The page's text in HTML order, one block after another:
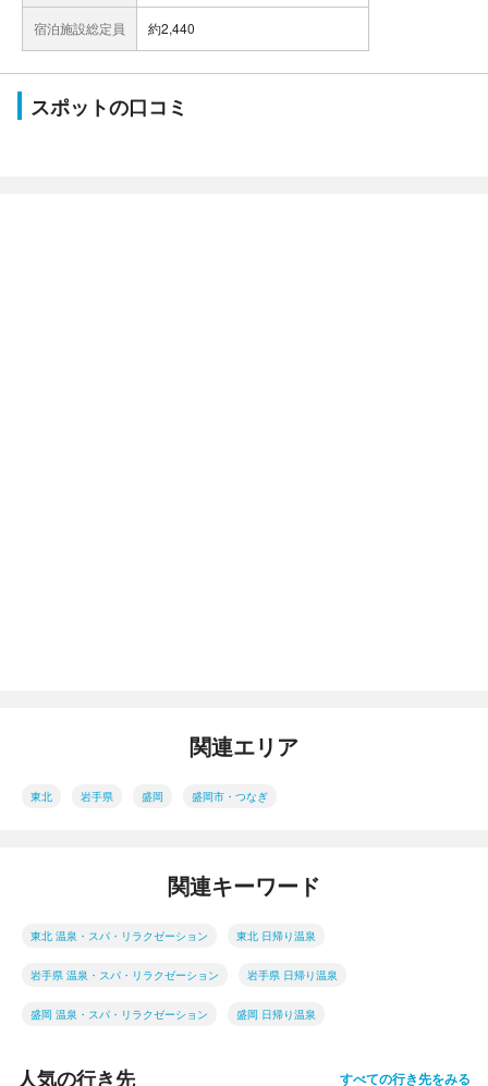
宿泊施設総定員 約2,440
スポットの口コミ
関連エリア
東北 岩手県 盛岡 盛岡市・つなぎ
関連キーワード
東北 温泉・スパ・リラクゼーション 東北 日帰り温泉
岩手県 温泉・スパ・リラクゼーション 岩手県 日帰り温泉
盛岡 温泉・スパ・リラクゼーション 盛岡 日帰り温泉
人気の行き先 すべての行き先をみる